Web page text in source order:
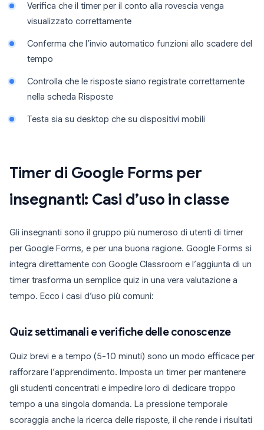
Verifica che il timer per il conto alla rovescia venga
visualizzato correttamente
Conferma che l’invio automatico funzioni allo scadere del
tempo
Controlla che le risposte siano registrate correttamente
nella scheda Risposte
Testa sia su desktop che su dispositivi mobili
Timer di Google Forms per
insegnanti: Casi d’uso in classe
Gli insegnanti sono il gruppo più numeroso di utenti di timer
per Google Forms, e per una buona ragione. Google Forms si
integra direttamente con Google Classroom e l’aggiunta di un
timer trasforma un semplice quiz in una vera valutazione a
tempo. Ecco i casi d’uso più comuni:
Quiz settimanali e verifiche delle conoscenze
Quiz brevi e a tempo (5-10 minuti) sono un modo efficace per
rafforzare l’apprendimento. Imposta un timer per mantenere
gli studenti concentrati e impedire loro di dedicare troppo
tempo a una singola domanda. La pressione temporale
scoraggia anche la ricerca delle risposte, il che rende i risultati